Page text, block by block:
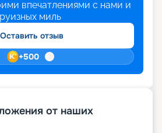
впечатлениями с нами и
миль
Оставить отзыв
+500
от наших